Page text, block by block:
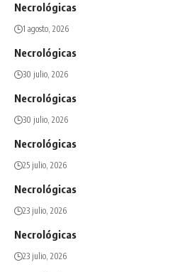
Necrológicas
1 agosto, 2026
Necrológicas
30 julio, 2026
Necrológicas
30 julio, 2026
Necrológicas
25 julio, 2026
Necrológicas
23 julio, 2026
Necrológicas
23 julio, 2026